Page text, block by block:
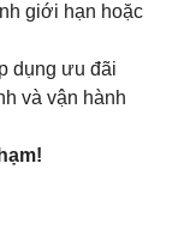
giới hạn hoặc
dụng ưu đãi
và vận hành